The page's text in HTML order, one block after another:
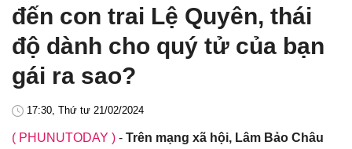
đến con trai Lệ Quyên, thái
độ dành cho quý tử của bạn
gái ra sao?
17:30, Thứ tư 21/02/2024
( PHUNUTODAY ) - Trên mạng xã hội, Lâm Bảo Châu